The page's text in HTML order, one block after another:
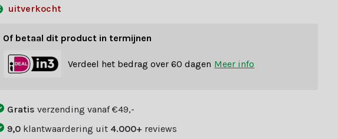
uitverkocht
Of betaal dit product in termijnen
Verdeel het bedrag over 60 dagen Meer info
Gratisverzending vanaf €49,-
9,0 klantwaardering uit 4.000+ reviews